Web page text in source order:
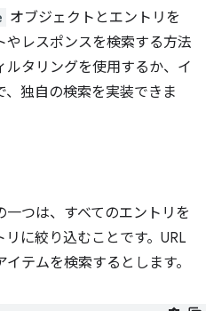
オブジェクトとエントリを
レスポンスを検索する方法
タリングを使用するか、イ
独自の検索を実装できま
つは、すべてのエントリを
に絞り込むことです。URL
テムを検索するとします。